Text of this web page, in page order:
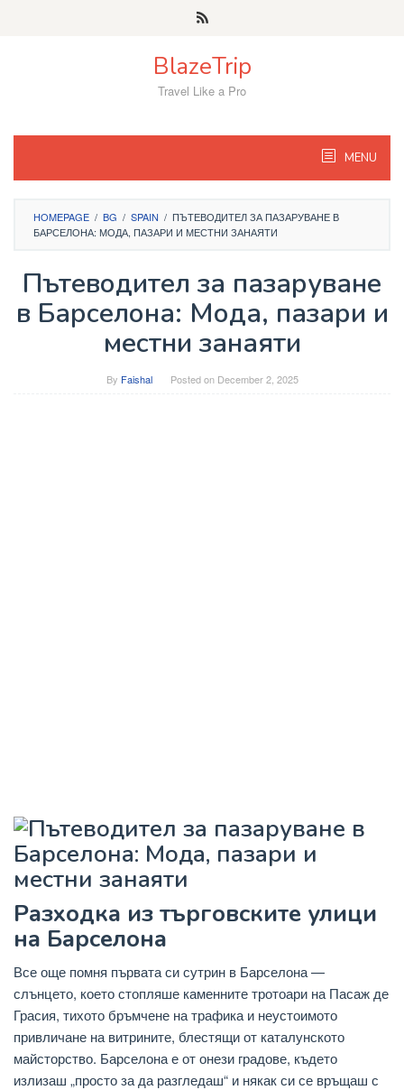
BlazeTrip
Travel Like a Pro
MENU
HOMEPAGE / BG / SPAIN / ПЪТЕВОДИТЕЛ ЗА ПАЗАРУВАНЕ В
БАРСЕЛОНА: МОДА, ПАЗАРИ И МЕСТНИ ЗАНАЯТИ
Пътеводител за пазаруване
в Барселона: Мода, пазари и
местни занаяти
By Faishal Posted on December 2, 2025
Разходка из търговските улици
на Барселона
Все още помня първата си сутрин в Барселона —
слънцето, което стопляше каменните тротоари на Пасаж де
Грасия, тихото бръмчене на трафика и неустоимото
привличане на витрините, блестящи от каталунското
майсторство. Барселона е от онези градове, където
излизаш „просто за да разгледаш“ и някак си се връщаш с